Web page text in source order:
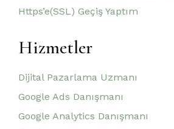
Https’e(SSL) Geçiş Yaptım
Hizmetler
Dijital Pazarlama Uzmanı
Google Ads Danışmanı
Google Analytics Danışmanı